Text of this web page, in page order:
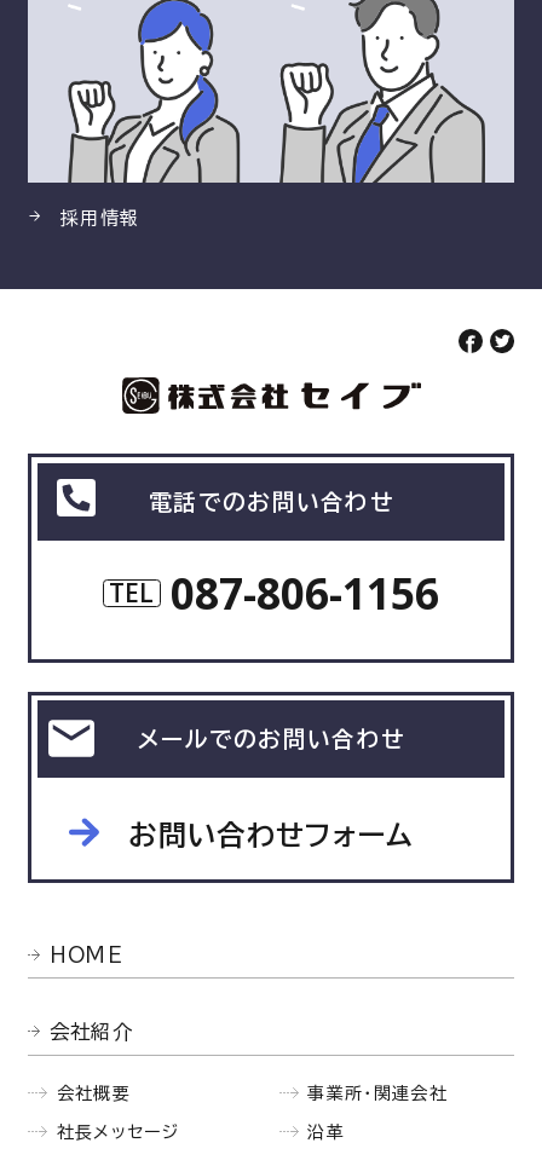
採用情報
電話でのお問い合わせ
TEL 087-806-1156
メールでのお問い合わせ
お問い合わせフォーム
HOME
会社紹介
会社概要
社長メッセージ
事業所・関連会社
沿革